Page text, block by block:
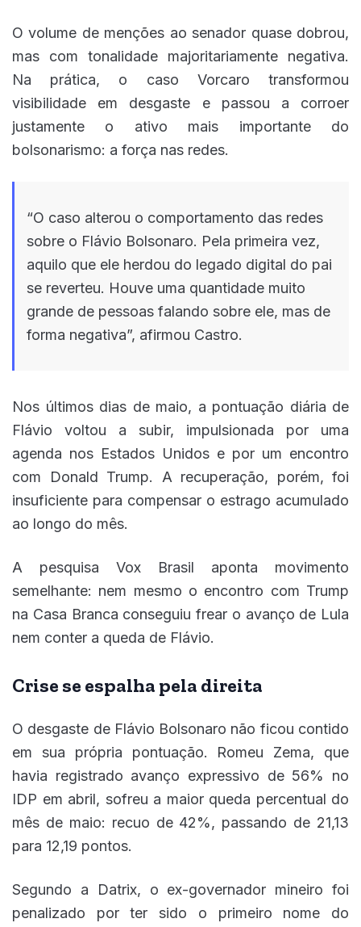
O volume de menções ao senador quase dobrou,
mas com tonalidade majoritariamente negativa.
Na prática, o caso Vorcaro transformou
visibilidade em desgaste e passou a corroer
justamente o ativo mais importante do
bolsonarismo: a força nas redes.
“O caso alterou o comportamento das redes
sobre o Flávio Bolsonaro. Pela primeira vez,
aquilo que ele herdou do legado digital do pai
se reverteu. Houve uma quantidade muito
grande de pessoas falando sobre ele, mas de
forma negativa”, afirmou Castro.
Nos últimos dias de maio, a pontuação diária de
Flávio voltou a subir, impulsionada por uma
agenda nos Estados Unidos e por um encontro
com Donald Trump. A recuperação, porém, foi
insuficiente para compensar o estrago acumulado
ao longo do mês.
A pesquisa Vox Brasil aponta movimento
semelhante: nem mesmo o encontro com Trump
na Casa Branca conseguiu frear o avanço de Lula
nem conter a queda de Flávio.
Crise se espalha pela direita
O desgaste de Flávio Bolsonaro não ficou contido
em sua própria pontuação. Romeu Zema, que
havia registrado avanço expressivo de 56% no
IDP em abril, sofreu a maior queda percentual do
mês de maio: recuo de 42%, passando de 21,13
para 12,19 pontos.
Segundo a Datrix, o ex-governador mineiro foi
penalizado por ter sido o primeiro nome do